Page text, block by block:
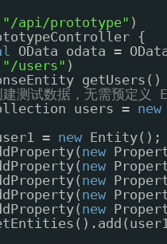
"/api/prototype" )
{
OData odata =
"/users" )
测试数据，无需预定义
users = new
= new
Entity();
new
new
new
new
new